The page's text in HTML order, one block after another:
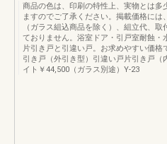
商品の色は、印刷の特性上、実物とは多
ますのでご了承ください。掲載価格には
（ガラス組込商品を除く）、組立代、
ておりません。浴室ドア・引戸室耐蝕・
片引き戸と引違い戸。お求めやすい価格
引き戸（外引き型）引違い戸片引き戸（
イト￥44,500（ガラス別途）Y-23